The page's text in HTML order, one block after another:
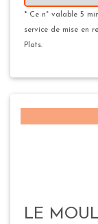
* Ce n° valable 5
service de mise en
Plats.
LE